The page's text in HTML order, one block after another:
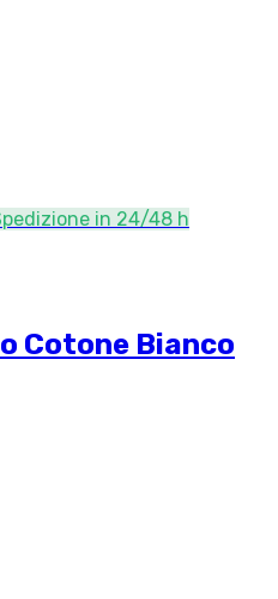
in 24/48 h
Cotone Bianco